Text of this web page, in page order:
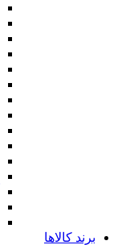
برند کالاها